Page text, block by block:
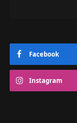
Facebook
Instagram